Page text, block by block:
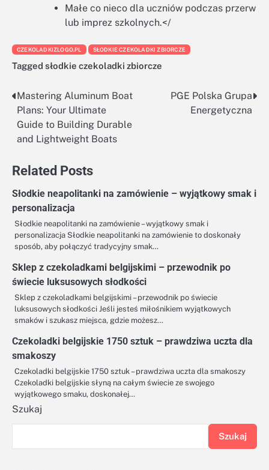
Małe co nieco dla uczniów podczas przerw
lub imprez szkolnych.</
CZEKOLADKIZLOGO.PL SŁODKIE CZEKOLADKI ZBIORCZE
Tagged słodkie czekoladki zbiorcze
Nawigacja
wpisu
Mastering Aluminum Boat
Plans: Your Ultimate
Guide to Building Durable
and Lightweight Boats
PGE Polska Grupa
Energetyczna
Related Posts
Słodkie neapolitanki na zamówienie – wyjątkowy smak i
personalizacja
Słodkie neapolitanki na zamówienie – wyjątkowy smak i
personalizacja Słodkie neapolitanki na zamówienie to doskonały
sposób, aby połączyć tradycyjny smak…
Sklep z czekoladkami belgijskimi – przewodnik po
świecie luksusowych słodkości
Sklep z czekoladkami belgijskimi – przewodnik po świecie
luksusowych słodkości Jeśli jesteś miłośnikiem wyjątkowych
smaków i szukasz miejsca, gdzie możesz…
Czekoladki belgijskie 1750 sztuk – prawdziwa uczta dla
smakoszy
Czekoladki belgijskie 1750 sztuk – prawdziwa uczta dla smakoszy
Czekoladki belgijskie słyną na całym świecie ze swojego
wyjątkowego smaku, doskonałej…
Szukaj
Szukaj